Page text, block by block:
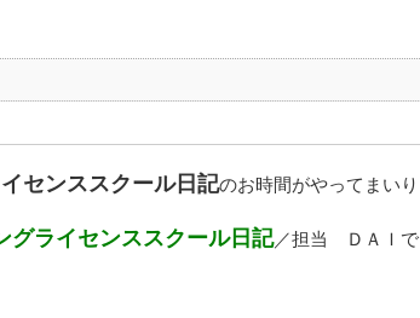
センススクール日記のお時間がやってまいり
グライセンススクール日記／担当 ＤＡＩで